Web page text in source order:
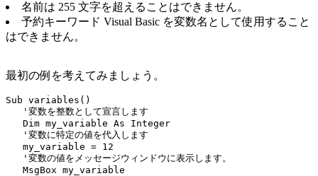
名前は 255 文字を超えることはできません。
予約キーワード Visual Basic を変数名として使用すること
はできません。
最初の例を考えてみましょう。
Sub variables()
   '変数を整数として宣言します
   Dim my_variable As Integer
   '変数に特定の値を代入します
   my_variable = 12
   '変数の値をメッセージウィンドウに表示します。
   MsgBox my_variable